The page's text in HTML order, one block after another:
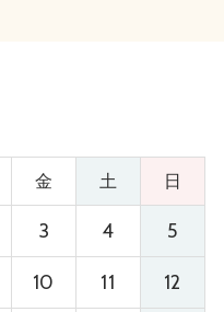
金 土 日
3 4 5
10 11 12